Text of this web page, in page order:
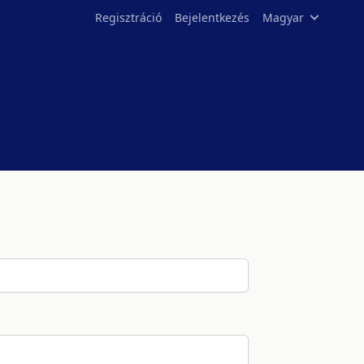
Regisztráció Bejelentkezés Magyar